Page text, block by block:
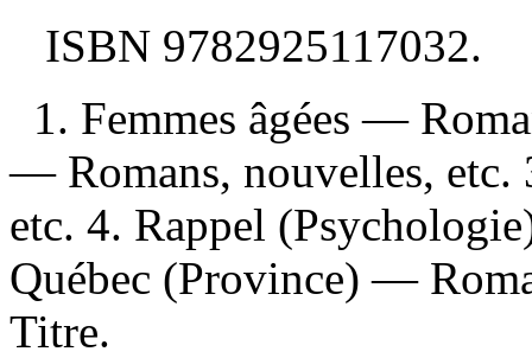
ISBN 9782925117032.
1. Femmes âgées —
— Romans, nouvelles,
etc. 4. Rappel
Québec (Province) —
Titre.